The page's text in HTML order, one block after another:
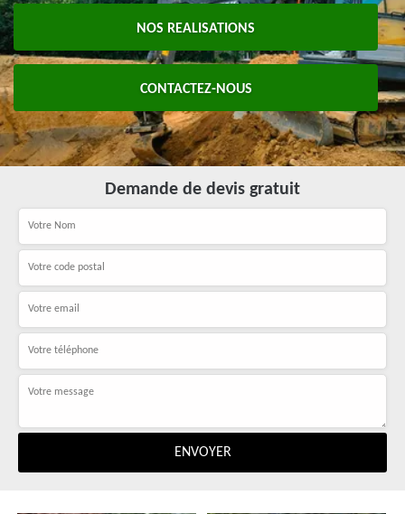
NOS REALISATIONS
CONTACTEZ-NOUS
Demande de devis gratuit